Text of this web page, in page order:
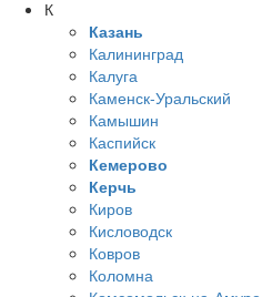
К
Казань
Калининград
Калуга
Каменск-Уральский
Камышин
Каспийск
Кемерово
Керчь
Киров
Кисловодск
Ковров
Коломна